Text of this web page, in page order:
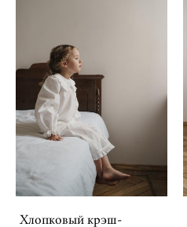
Хлопковый крэш-